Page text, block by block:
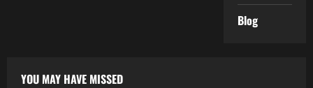
Blog
YOU MAY HAVE MISSED